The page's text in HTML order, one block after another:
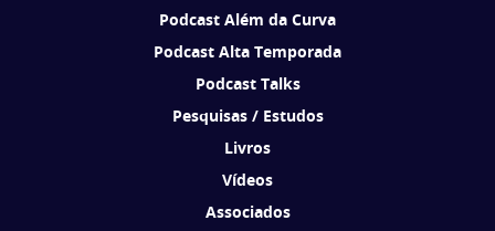
Podcast Além da Curva
Podcast Alta Temporada
Podcast Talks
Pesquisas / Estudos
Livros
Vídeos
Associados